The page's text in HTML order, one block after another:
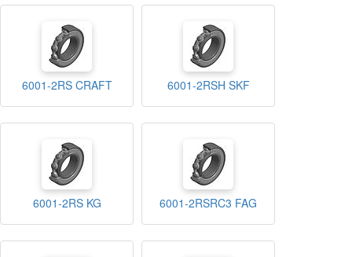
6001-2RS CRAFT 6001-2RSH SKF
6001-2RS KG 6001-2RSRC3 FAG